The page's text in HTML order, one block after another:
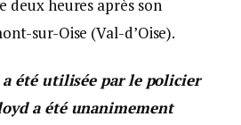
deux heures après son
sur-Oise (Val-d’Oise).
été utilisée par le policier
a été unanimement